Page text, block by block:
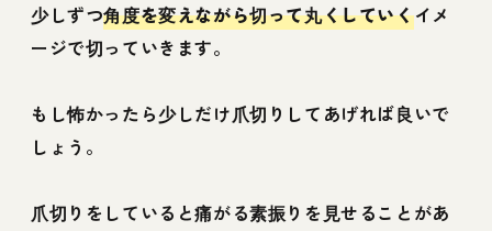
少しずつ角度を変えながら切って丸くしていくイメ
ージで切っていきます。
もし怖かったら少しだけ爪切りしてあげれば良いで
しょう。
爪切りをしていると痛がる素振りを見せることがあ